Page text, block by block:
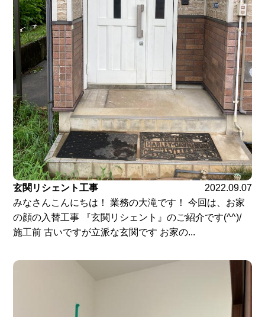
玄関リシェント工事
2022.09.07
みなさんこんにちは！ 業務の大滝です！ 今回は、お家
の顔の入替工事 『玄関リシェント』のご紹介です(^^)/
施工前 古いですが立派な玄関です お家の...